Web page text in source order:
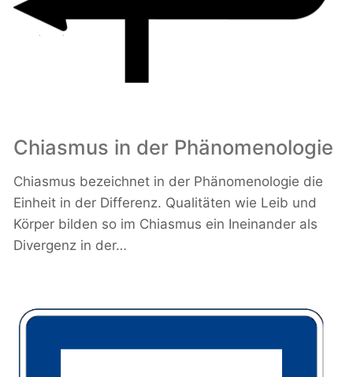
Chiasmus in der Phänomenologie
Chiasmus bezeichnet in der Phänomenologie die
Einheit in der Differenz. Qualitäten wie Leib und
Körper bilden so im Chiasmus ein Ineinander als
Divergenz in der…